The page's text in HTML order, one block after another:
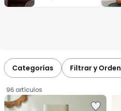
Categorías Filtrar y
96 artículos